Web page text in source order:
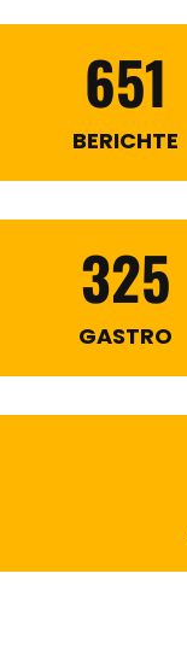
651
BERICHTE
325
GASTRO